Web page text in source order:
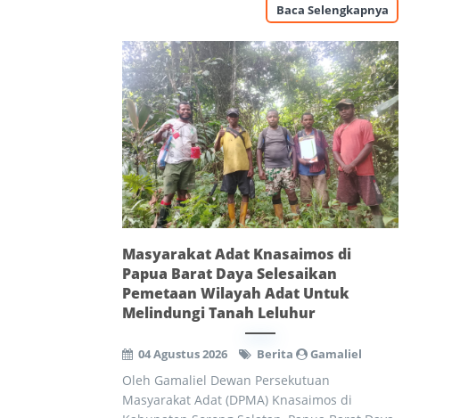
Baca Selengkapnya
Masyarakat Adat Knasaimos di
Papua Barat Daya Selesaikan
Pemetaan Wilayah Adat Untuk
Melindungi Tanah Leluhur
04 Agustus 2026 Berita Gamaliel
Oleh Gamaliel Dewan Persekutuan
Masyarakat Adat (DPMA) Knasaimos di